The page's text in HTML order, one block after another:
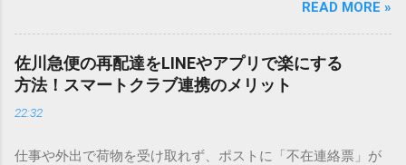
てしまいますよね。多くの人が「IMEパッド（手書き入力）」
を使いますが、実はマウスで一画ずつ書くのは非効率です
し、似た漢字が多すぎて結局見つからないことも少なくあり
ません。 そこで今回は、IMEパッドを使わずに、特定のコー
ドを打ち込むだけで一瞬で旧字や外字、特殊記号を呼び出す
「文字コード入力」のテクニックを詳しく解説します。 この
READ MORE »
佐川急便の再配達をLINEやアプリで楽にする
方法！スマートクラブ連携のメリット
22:32
仕事や外出で荷物を受け取れず、ポストに「不在連絡票」が